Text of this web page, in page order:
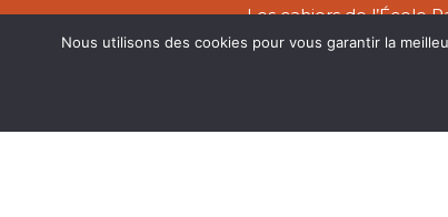
Les cahiers de l’École
Théologie Évangélique
Nous utilisons des cookies pour vous garantir la